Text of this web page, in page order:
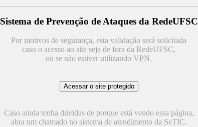
Sistema de Prevenção de Ataques da RedeUFSC
Por motivos de segurança, esta validação será solicitada
caso o acesso ao site seja de fora da RedeUFSC,
ou se não estiver utilizando VPN.
Caso ainda tenha dúvidas de porque está vendo essa página,
abra um chamado no sistema de atendimento da SeTIC.